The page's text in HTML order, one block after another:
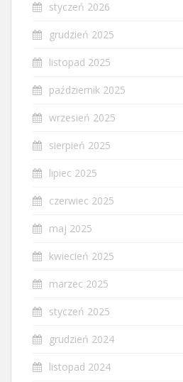
styczeń 2026
grudzień 2025
listopad 2025
październik 2025
wrzesień 2025
sierpień 2025
lipiec 2025
czerwiec 2025
maj 2025
kwiecień 2025
marzec 2025
styczeń 2025
grudzień 2024
listopad 2024